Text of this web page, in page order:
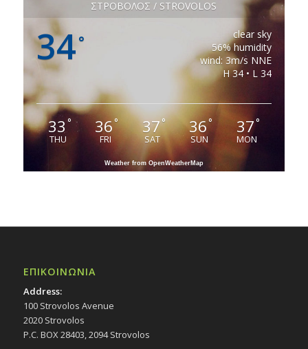
ΣΤΡΟΒΟΛΟΣ / STROVOLOS
34°
clear sky
56% humidity
wind: 3m/s NNE
H 34 • L 34
33 °
THU
36°
FRI
37°
SAT
36°
SUN
37°
MON
Weather from OpenWeatherMap
ΕΠΙΚΟΙΝΩΝΙΑ
Address:
100 Strovolos Avenue
2020 Strovolos
P.C. BOX 28403, 2094 Strovolos